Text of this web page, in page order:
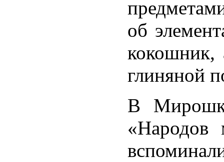
об
кокошник,
глиняной
В
«Народов